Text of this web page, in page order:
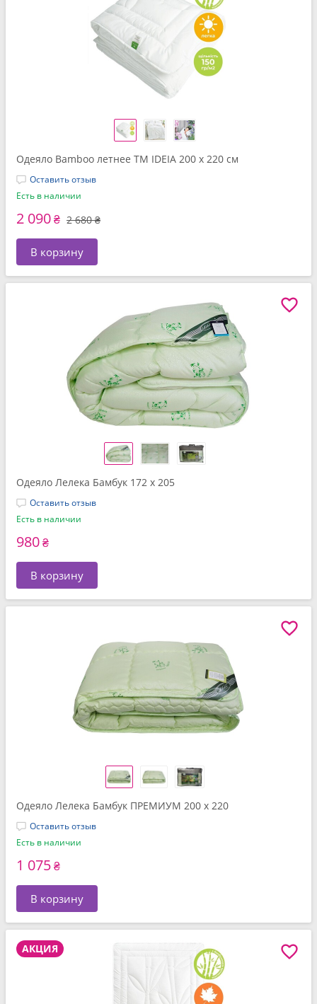
Одеяло Bamboo летнее TM IDEIA 200 x 220 см
Оставить отзыв
Есть в наличии
2 090₴ 2 680 ₴
В корзину
Одеяло Лелека Бамбук 172 x 205
Оставить отзыв
Есть в наличии
980₴
В корзину
Одеяло Лелека Бамбук ПРЕМИУМ 200 x 220
Оставить отзыв
Есть в наличии
1 075₴
В корзину
АКЦИЯ